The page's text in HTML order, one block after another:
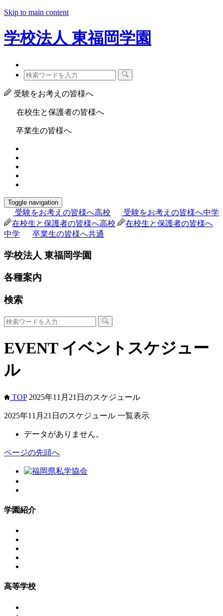
Skip to main content
学校法人 東福岡学園
受験をお考えの皆様へ
在校生と保護者の皆様へ
卒業生の皆様へ
Toggle navigation
受験をお考えの皆様へ高校 受験をお考えの皆様へ中学
在校生と保護者の皆様へ高校
在校生と保護者の皆様へ
中学
卒業生の皆様へ共通
学校法人 東福岡学園
各種案内
検索
EVENT イベントスケジュー
ル
TOP 2025年11月21日のスケジュール
2025年11月21日のスケジュール 一覧表示
データがありません。
ページの先頭へ
学園紹介
高等学校